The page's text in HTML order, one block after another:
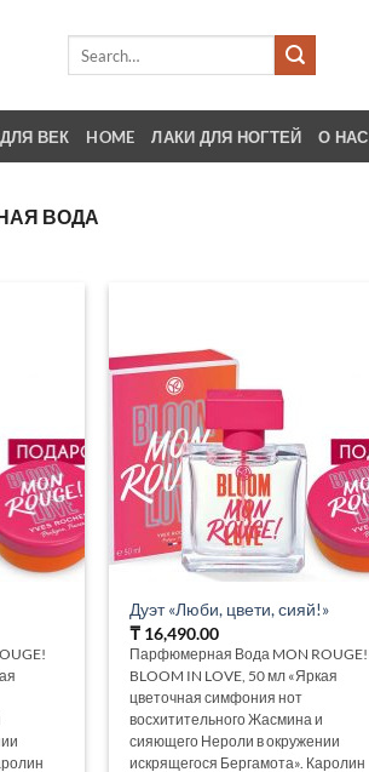
ВЕК HOME ЛАКИ ДЛЯ НОГТЕЙ О НАС
ВОДА
Дуэт «Люби, цвети, сияй!»
₸ 16,490.00
Парфюмерная Вода MON ROUGE!
BLOOM IN LOVE, 50 мл «Яркая
цветочная симфония нот
восхитительного Жасмина и
сияющего Нероли в окружении
искрящегося Бергамота». Каролин